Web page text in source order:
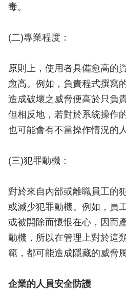
毒。
(二)專業程度：
原則上，使用者具備愈高的
愈高。例如，負責程式撰寫
造成破壞之威脅便高於只負
但相反地，若對於系統操作
也可能會有不當操作情況的
(三)犯罪動機：
對於來自內部或離職員工的
或減少犯罪動機。例如，員
或被開除而懷恨在心，因而
動機，所以在管理上對於這
範，都可能造成隱藏的威脅風
企業的人員安全防護